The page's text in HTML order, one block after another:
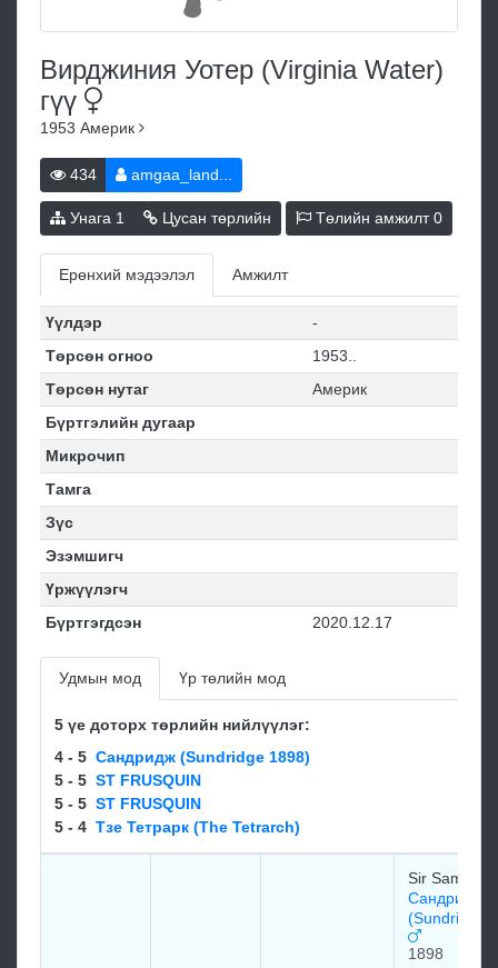
Bирджиния Уотер (Virginia Water)
гүү
1953 Америк
434 amgaa_land...
Унага 1 Цусан төрлийн Төлийн амжилт0
Ерөнхий мэдээлэл Амжилт
Үүлдэр
-
Төрсөн огноо
1953..
Төрсөн нутаг
Америк
Бүртгэлийн дугаар
Микрочип
Тамга
Зүс
Эзэмшигч
Үржүүлэгч
Бүртгэгдсэн
2020.12.17
Удмын мод Үр төлийн мод
5 үе доторх төрлийн нийлүүлэг:
4 - 5 Сандридж (Sundridge 1898)
5 - 5 ST FRUSQUIN
5 - 5 ST FRUSQUIN
5 - 4 Тзе Тетрарк (The Tetrarch)
Sir Samuel
Сандридж
(Sundridge
1898